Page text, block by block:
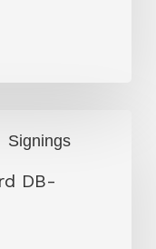
Signings
DB-